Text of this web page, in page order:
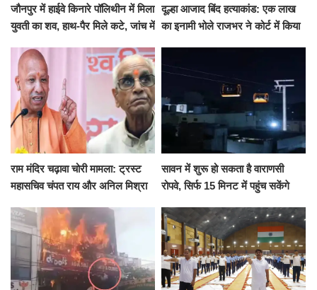
जौनपुर में हाईवे किनारे पॉलिथीन में मिला
युवती का शव, हाथ-पैर मिले कटे, जांच में
दूल्हा आजाद बिंद हत्याकांड: एक लाख
का इनामी भोले राजभर ने कोर्ट में किया
राम मंदिर चढ़ावा चोरी मामला: ट्रस्ट
महासचिव चंपत राय और अनिल मिश्रा
को नहीं...
सावन में शुरू हो सकता है वाराणसी
रोपवे, सिर्फ 15 मिनट में पहुंच सकेंगे
किराया